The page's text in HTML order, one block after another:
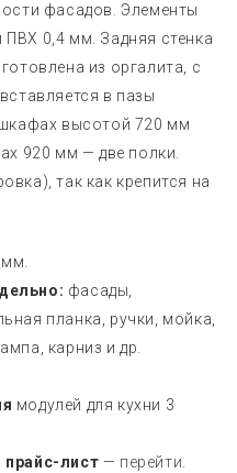
фасадов. Элементы
0,4 мм. Задняя стенка
из оргалита, с
в пазы
высотой 720 мм
920 мм — две полки.
так как крепится на
фасады,
планка, ручки, мойка,
карниз и др.
модулей для кухни 3
прайс-лист — перейти.